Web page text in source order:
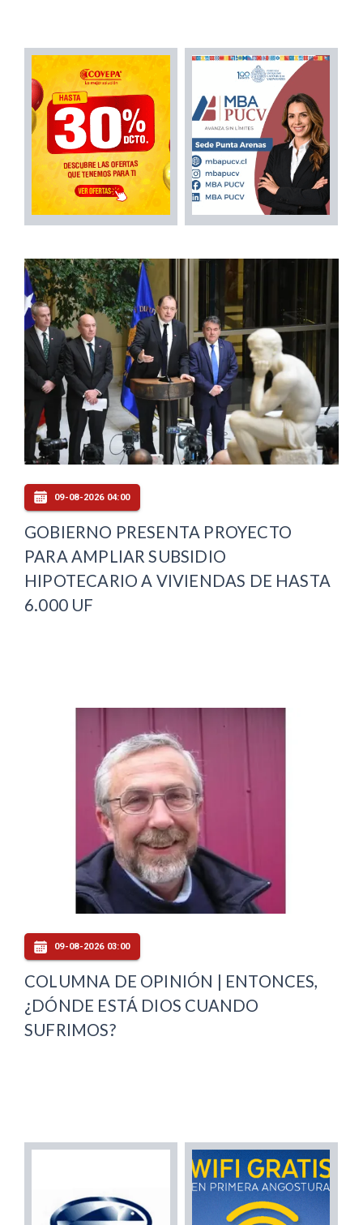
09-08-2026 04:00
GOBIERNO PRESENTA PROYECTO
PARA AMPLIAR SUBSIDIO
HIPOTECARIO A VIVIENDAS DE HASTA
6.000 UF
09-08-2026 03:00
COLUMNA DE OPINIÓN | ENTONCES,
¿DÓNDE ESTÁ DIOS CUANDO
SUFRIMOS?